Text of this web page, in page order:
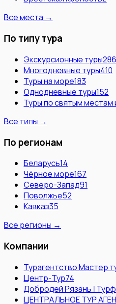
Все места →
По типу тура
Экскурсионные туры286
Многодневные туры410
Туры на море183
Однодневные туры152
Туры по святым местам
Все типы →
По регионам
Беларусь14
Чёрное море167
Северо-Запад91
Поволжье52
Кавказ35
Все регионы →
Компании
Турагентство Мастер
Центр-Тур74
Добродей Рязань |
ЦЕНТРАЛЬНОЕ ТУР